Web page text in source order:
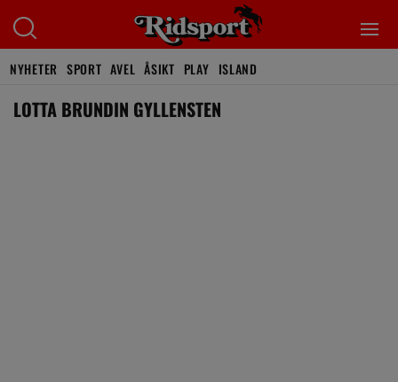
NYHETER SPORT AVEL ÅSIKT PLAY ISLAND
LOTTA BRUNDIN GYLLENSTEN